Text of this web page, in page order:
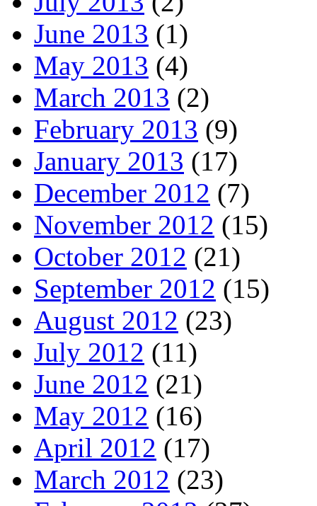
June 2013 (1)
May 2013 (4)
March 2013 (2)
February 2013 (9)
January 2013 (17)
December 2012 (7)
November 2012 (15)
October 2012 (21)
September 2012 (15)
August 2012 (23)
July 2012 (11)
June 2012 (21)
May 2012 (16)
April 2012 (17)
March 2012 (23)